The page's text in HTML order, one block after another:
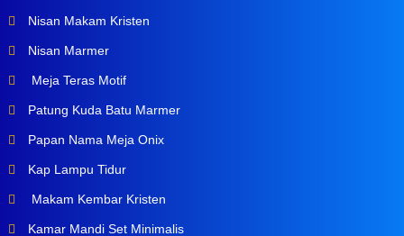
Nisan Makam Kristen
Nisan Marmer
Meja Teras Motif
Patung Kuda Batu Marmer
Papan Nama Meja Onix
Kap Lampu Tidur
Makam Kembar Kristen
Kamar Mandi Set Minimalis